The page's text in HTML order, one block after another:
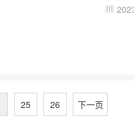

25 26 下一页